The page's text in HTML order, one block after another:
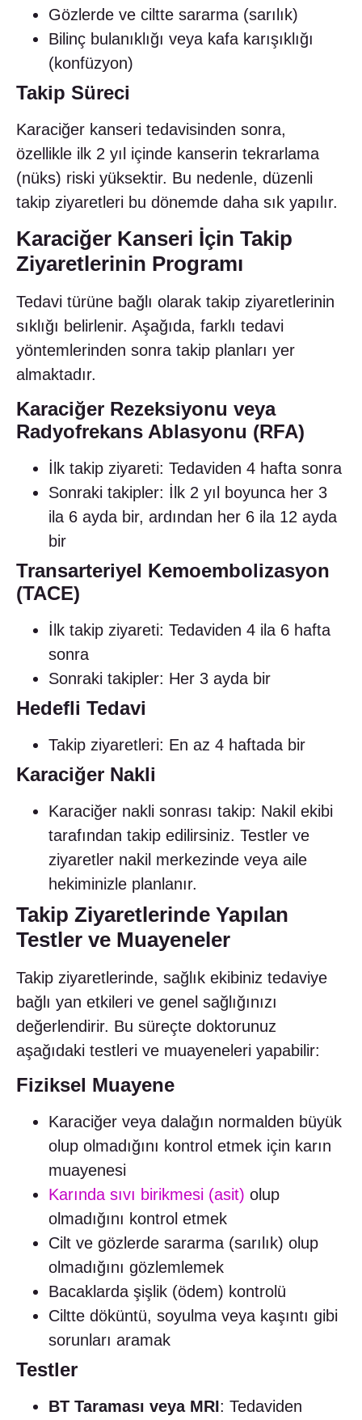
Gözlerde ve ciltte sararma (sarılık)
Bilinç bulanıklığı veya kafa karışıklığı
(konfüzyon)
Takip Süreci
Karaciğer kanseri tedavisinden sonra,
özellikle ilk 2 yıl içinde kanserin tekrarlama
(nüks) riski yüksektir. Bu nedenle, düzenli
takip ziyaretleri bu dönemde daha sık yapılır.
Karaciğer Kanseri İçin Takip
Ziyaretlerinin Programı
Tedavi türüne bağlı olarak takip ziyaretlerinin
sıklığı belirlenir. Aşağıda, farklı tedavi
yöntemlerinden sonra takip planları yer
almaktadır.
Karaciğer Rezeksiyonu veya
Radyofrekans Ablasyonu (RFA)
İlk takip ziyareti: Tedaviden 4 hafta sonra
Sonraki takipler: İlk 2 yıl boyunca her 3
ila 6 ayda bir, ardından her 6 ila 12 ayda
bir
Transarteriyel Kemoembolizasyon
(TACE)
İlk takip ziyareti: Tedaviden 4 ila 6 hafta
sonra
Sonraki takipler: Her 3 ayda bir
Hedefli Tedavi
Takip ziyaretleri: En az 4 haftada bir
Karaciğer Nakli
Karaciğer nakli sonrası takip: Nakil ekibi
tarafından takip edilirsiniz. Testler ve
ziyaretler nakil merkezinde veya aile
hekiminizle planlanır.
Takip Ziyaretlerinde Yapılan
Testler ve Muayeneler
Takip ziyaretlerinde, sağlık ekibiniz tedaviye
bağlı yan etkileri ve genel sağlığınızı
değerlendirir. Bu süreçte doktorunuz
aşağıdaki testleri ve muayeneleri yapabilir:
Fiziksel Muayene
Karaciğer veya dalağın normalden büyük
olup olmadığını kontrol etmek için karın
muayenesi
Karında sıvı birikmesi (asit) olup
olmadığını kontrol etmek
Cilt ve gözlerde sararma (sarılık) olup
olmadığını gözlemlemek
Bacaklarda şişlik (ödem) kontrolü
Ciltte döküntü, soyulma veya kaşıntı gibi
sorunları aramak
Testler
BT Taraması veya MRI: Tedaviden